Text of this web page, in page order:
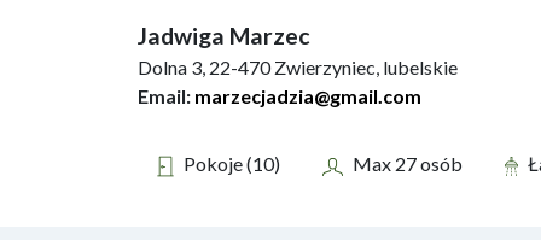
Jadwiga Marzec
Dolna 3, 22-470 Zwierzyniec, lubelskie
Email: marzecjadzia@gmail.com
Pokoje (10) Max 27 osób